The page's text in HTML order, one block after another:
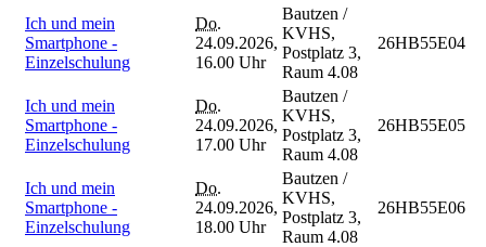
Ich und mein
Smartphone -
Einzelschulung
Do.
24.09.2026,
16.00 Uhr
Bautzen /
KVHS,
Postplatz 3,
Raum 4.08
26HB55E04
Ich und mein
Smartphone -
Einzelschulung
Do.
24.09.2026,
17.00 Uhr
Bautzen /
KVHS,
Postplatz 3,
Raum 4.08
26HB55E05
Ich und mein
Smartphone -
Einzelschulung
Do.
24.09.2026,
18.00 Uhr
Bautzen /
KVHS,
Postplatz 3,
Raum 4.08
26HB55E06